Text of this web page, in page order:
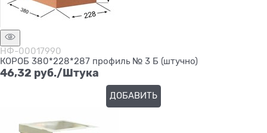
НФ-00017990
КОРОБ 380*228*287 профиль № 3 Б (штучно)
46,32 руб./Штука
ДОБАВИТЬ